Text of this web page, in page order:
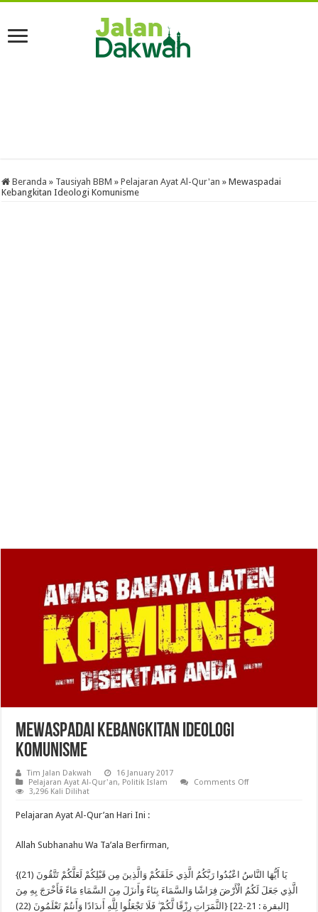
Beranda » Tausiyah BBM » Pelajaran Ayat Al-Qur'an » Mewaspadai
Kebangkitan Ideologi Komunisme
Mewaspadai Kebangkitan Ideologi
Komunisme
Tim Jalan Dakwah
16 January 2017
Pelajaran Ayat Al-Qur'an, Politik Islam Comments Offon
3,296 Kali Dilihat
Pelajaran Ayat Al-Qur’an Hari Ini :
Allah Subhanahu Wa Ta’ala Berfirman,
{يَا أَيُّهَا النَّاسُ اعْبُدُوا رَبَّكُمُ الَّذِي خَلَقَكُمْ وَالَّذِينَ مِن قَبْلِكُمْ لَعَلَّكُمْ تَتَّقُونَ (21)
الَّذِي جَعَلَ لَكُمُ الْأَرْضَ فِرَاشًا وَالسَّمَاءَ بِنَاءً وَأَنزَلَ مِنَ السَّمَاءِ مَاءً فَأَخْرَجَ بِهِ مِنَ
الثَّمَرَاتِ رِزْقًا لَّكُمْ ۖ فَلَا تَجْعَلُوا لِلَّهِ أَندَادًا وَأَنتُمْ تَعْلَمُونَ (22)} [البقرة : 21-22]